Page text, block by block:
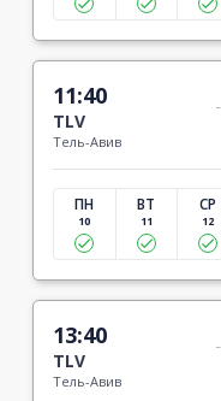
11:40
TLV
Тель-Авив
ПН
10
ВТ
11
СР
12
13:40
TLV
Тель-Авив